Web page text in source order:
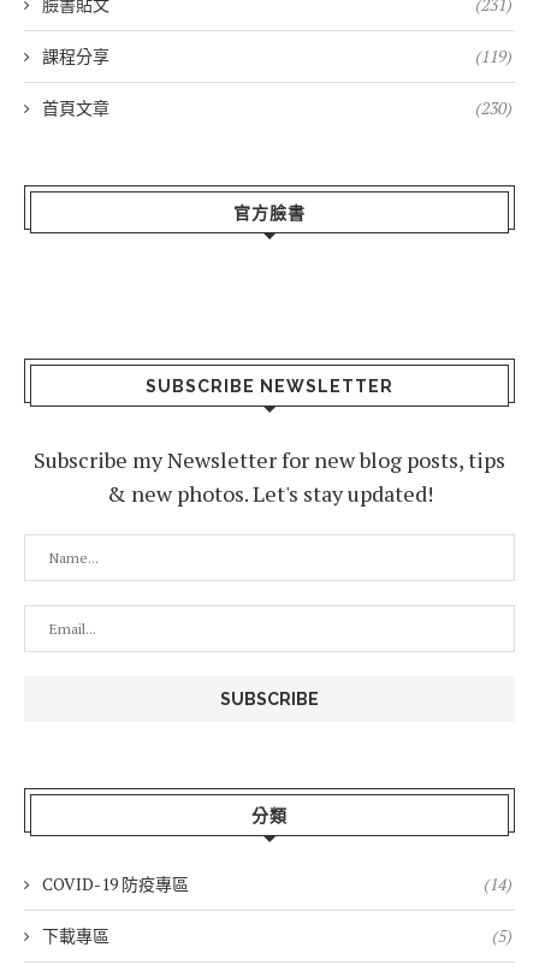
臉書貼文 (231)
課程分享 (119)
首頁文章 (230)
官方臉書
SUBSCRIBE NEWSLETTER
Subscribe my Newsletter for new blog posts, tips
& new photos. Let's stay updated!
分類
COVID-19 防疫專區 (14)
下載專區 (5)